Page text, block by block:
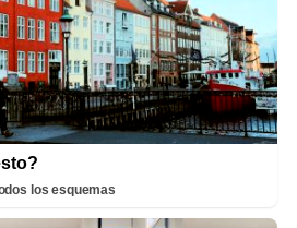
los esquemas